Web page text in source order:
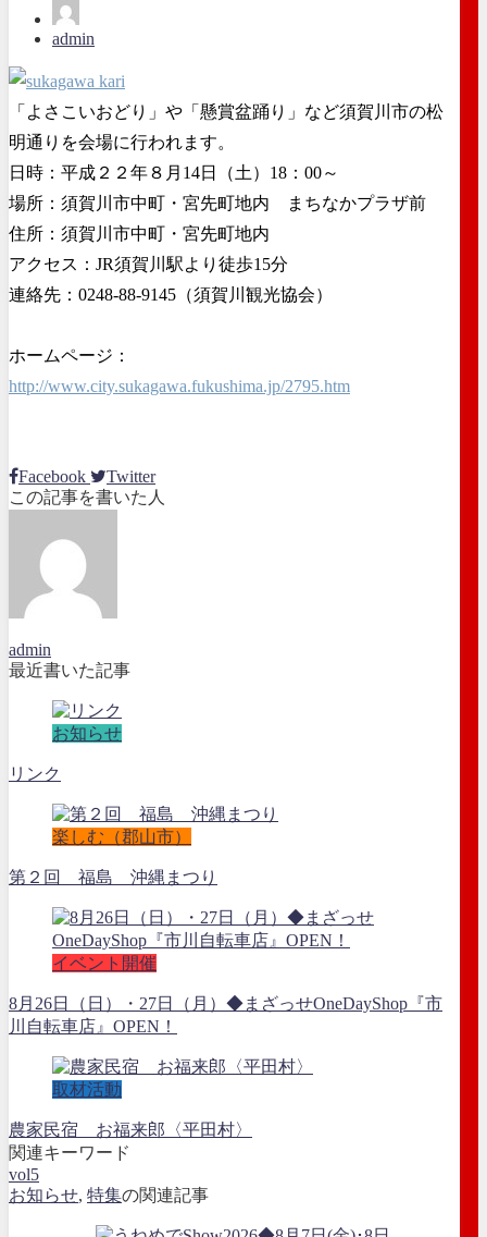
admin
「よさこいおどり」や「懸賞盆踊り」など須賀川市の松
明通りを会場に行われます。
日時：平成２２年８月14日（土）18：00～
場所：須賀川市中町・宮先町地内 まちなかプラザ前
住所：須賀川市中町・宮先町地内
アクセス：JR須賀川駅より徒歩15分
連絡先：0248-88-9145（須賀川観光協会）
ホームページ：
http://www.city.sukagawa.fukushima.jp/2795.htm
Facebook
Twitter
この記事を書いた人
admin
最近書いた記事
お知らせ
リンク
楽しむ（郡山市）
第２回 福島 沖縄まつり
イベント開催
8月26日（日）・27日（月）◆まざっせOneDayShop『市
川自転車店』OPEN！
取材活動
農家民宿 お福来郎〈平田村〉
関連キーワード
vol5
お知らせ, 特集の関連記事